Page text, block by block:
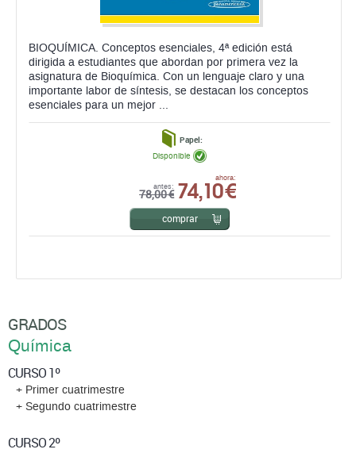
BIOQUÍMICA. Conceptos esenciales, 4ª edición está
dirigida a estudiantes que abordan por primera vez la
asignatura de Bioquímica. Con un lenguaje claro y una
importante labor de síntesis, se destacan los conceptos
esenciales para un mejor ...
Papel:
antes:
78,00 €
ahora:
74,10 €
Disponible
comprar
GRADOS
Química
CURSO 1º
+ Primer cuatrimestre
+ Segundo cuatrimestre
CURSO 2º